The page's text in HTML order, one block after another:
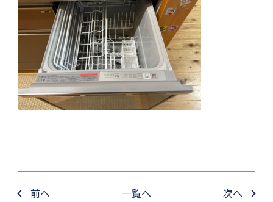
前へ 一覧へ 次へ